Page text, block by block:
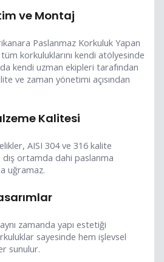
ve Montaj
Paslanmaz Korkuluk Yapan
korkuluklarını kendi atölyesinde
kendi uzman ekipleri tarafından
ve zaman yönetimi açısından
Kalitesi
AISI 304 ve 316 kalite
ortamda dahi paslanma
uğramaz.
zamanda yapı estetiği
sayesinde hem işlevsel
sunulur.